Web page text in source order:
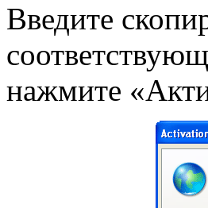
Введите
нажмите